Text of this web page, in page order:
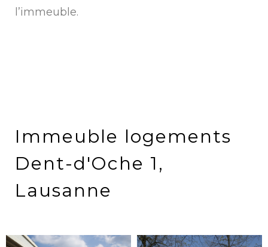
l’immeuble.
Immeuble logements
Dent-d'Oche 1,
Lausanne